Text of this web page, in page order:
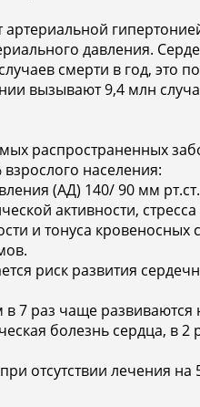
давления.
смерти в год, это
вызывают 9,4 млн
распространенных
населения:
(АД) 140/ 90 мм
активности,
и тонуса кровеносных
риск развития
7 раз чаще развиваются
болезнь сердца, в
отсутствии лечения